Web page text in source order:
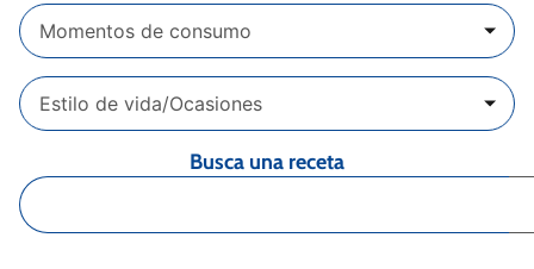
Momentos de consumo
Estilo de vida/Ocasiones
Busca una receta